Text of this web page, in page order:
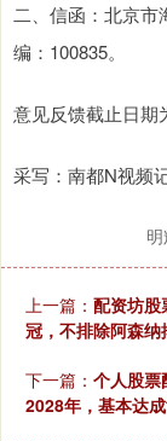
二、信函：北京市
编：100835。
意见反馈截止日期
采写：南都N视频
上一篇： 配资坊股
冠，不排除阿森
下一篇： 个人股票
2028年，基本达